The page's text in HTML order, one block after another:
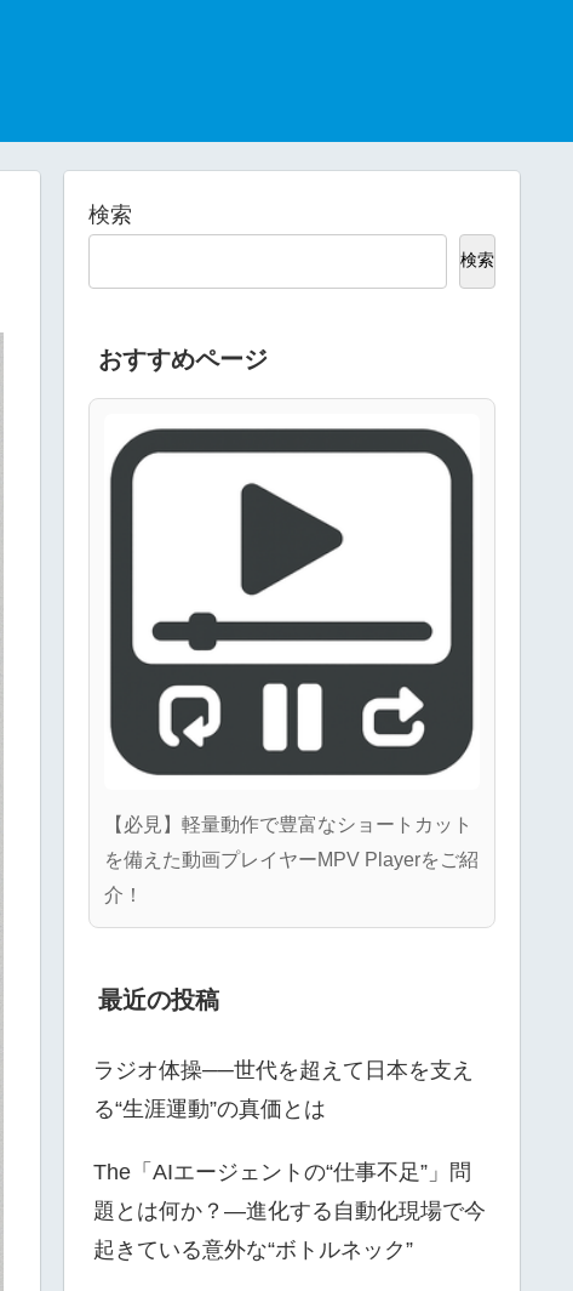
検索
検索
おすすめページ
【必見】軽量動作で豊富なショートカット
を備えた動画プレイヤーMPV Playerをご紹
介！
最近の投稿
ラジオ体操──世代を超えて日本を支え
る“生涯運動”の真価とは
The「AIエージェントの“仕事不足”」問
題とは何か？—進化する自動化現場で今
起きている意外な“ボトルネック”